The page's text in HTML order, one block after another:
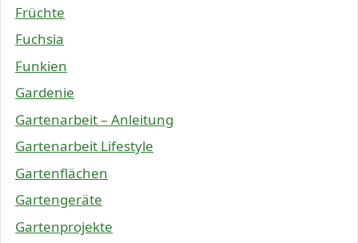
Früchte
Fuchsia
Funkien
Gardenie
Gartenarbeit – Anleitung
Gartenarbeit Lifestyle
Gartenflächen
Gartengeräte
Gartenprojekte